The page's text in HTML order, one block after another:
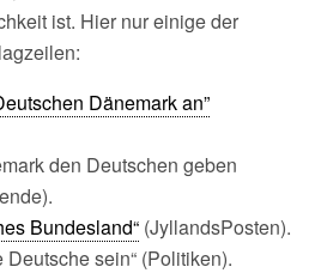
ist. Hier nur einige der
Dänemark an”
den Deutschen geben
Bundesland“ (JyllandsPosten).
Deutsche sein“ (Politiken).